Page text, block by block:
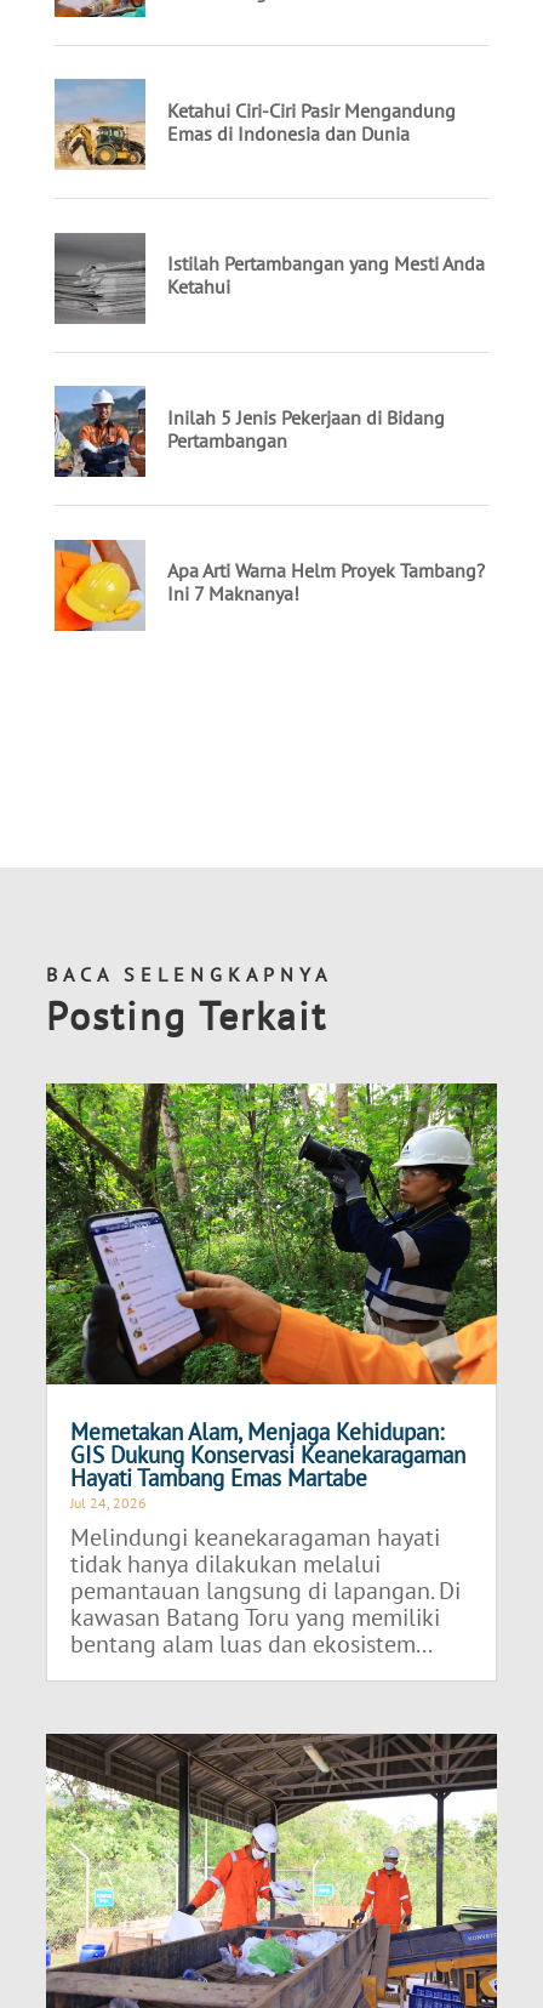
BACA SELENGKAPNYA
Posting Terkait
Memetakan Alam, Menjaga Kehidupan:
GIS Dukung Konservasi Keanekaragaman
Hayati Tambang Emas Martabe
Jul 24, 2026
Melindungi keanekaragaman hayati
tidak hanya dilakukan melalui
pemantauan langsung di lapangan. Di
kawasan Batang Toru yang memiliki
bentang alam luas dan ekosistem...